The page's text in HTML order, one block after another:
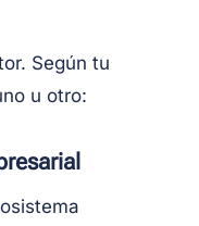
Según tu
u otro: